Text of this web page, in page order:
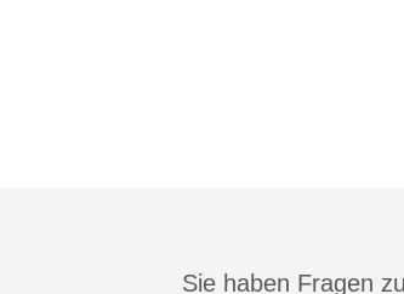
Sie haben Fragen